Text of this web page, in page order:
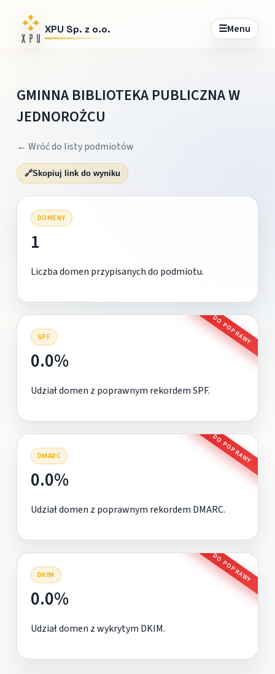
XPU Sp. z o.o. ☰Menu
GMINNA BIBLIOTEKA PUBLICZNA W
JEDNOROŻCU
← Wróć do listy podmiotów
🔗Skopiuj link do wyniku
DOMENY
1
Liczba domen przypisanych do podmiotu.
SPF DO POPRAWY
0.0%
Udział domen z poprawnym rekordem SPF.
DMARC DO POPRAWY
0.0%
Udział domen z poprawnym rekordem DMARC.
DKIM DO POPRAWY
0.0%
Udział domen z wykrytym DKIM.